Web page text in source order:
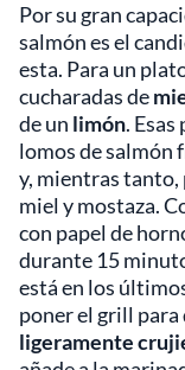
Por su gran
salmón es el
esta. Para un
cucharadas de
de un limón.
lomos de salmón
y, mientras tanto,
miel y mostaza.
con papel de
durante 15
está en los
poner el grill para
ligeramente